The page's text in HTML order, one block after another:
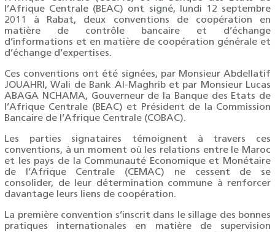
l’Afrique Centrale (BEAC) ont signé, lundi 12 septembre
2011 à Rabat, deux conventions de coopération en
matière de contrôle bancaire et d’échange
d’informations et en matière de coopération générale et
d’échange d’expertises.
Ces conventions ont été signées, par Monsieur Abdellatif
JOUAHRI, Wali de Bank Al-Maghrib et par Monsieur Lucas
ABAGA NCHAMA, Gouverneur de la Banque des Etats de
l’Afrique Centrale (BEAC) et Président de la Commission
Bancaire de l’Afrique Centrale (COBAC).
Les parties signataires témoignent à travers ces
conventions, à un moment où les relations entre le Maroc
et les pays de la Communauté Economique et Monétaire
de l’Afrique Centrale (CEMAC) ne cessent de se
consolider, de leur détermination commune à renforcer
davantage leurs liens de coopération.
La première convention s’inscrit dans le sillage des bonnes
pratiques internationales en matière de supervision